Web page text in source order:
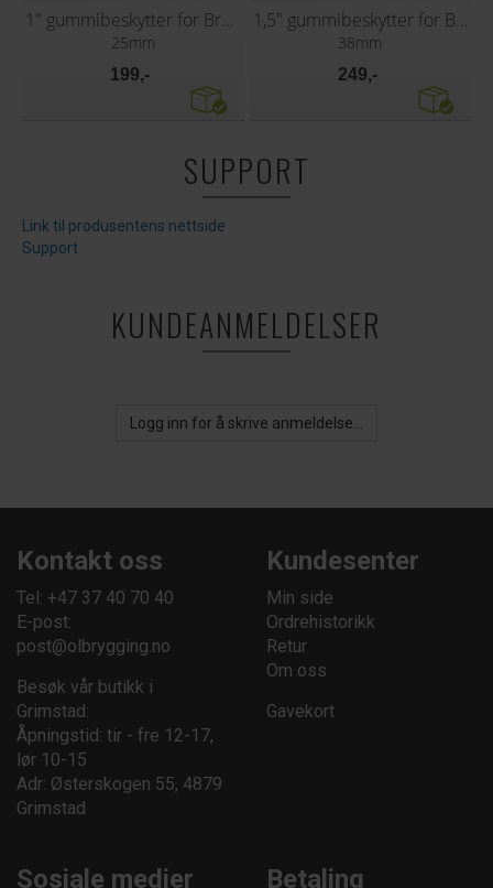
1" gummibeskytter for Brewery Hose
25mm
199,-
1,5" gummibeskytter for Brewery Hose
38mm
249,-
SUPPORT
Link til produsentens nettside
Support
KUNDEANMELDELSER
Logg inn for å skrive anmeldelse...
Kontakt oss
Tel: +47 37 40 70 40
E-post:
post@olbrygging.no
Besøk vår butikk i
Grimstad:
Åpningstid: tir - fre 12-17,
lør 10-15
Adr: Østerskogen 55, 4879
Grimstad
Kundesenter
Min side
Ordrehistorikk
Retur
Om oss
Gavekort
Sosiale medier Betaling